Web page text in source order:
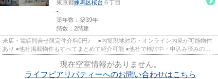
東京都練馬区桜台 ６丁目
-
築年数：築39年
階数：2階建
来店・電話問合せ限定仲介料0円♪ ●内覧現地対応・オンライン内見が可能物件
あり ●他社掲載物件もすべてまとめて紹介可能 ●他社で検討中・申込み済みのお
現在空室情報がありません。
ライフピアリバティーへのお問い合わせはこちら